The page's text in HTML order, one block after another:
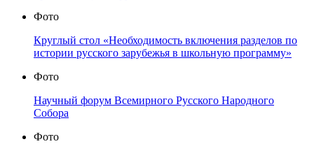
Фото
Круглый стол «Необходимость включения разделов по
истории русского зарубежья в школьную программу»
Фото
Научный форум Всемирного Русского Народного
Собора
Фото